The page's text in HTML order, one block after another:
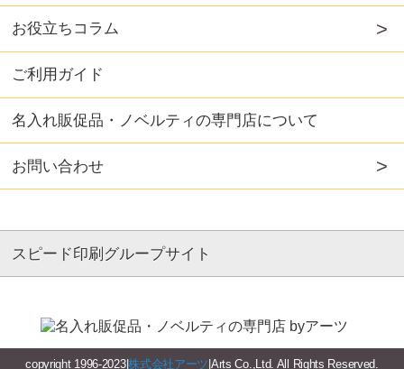
お役立ちコラム
ご利用ガイド
名入れ販促品・ノベルティの専門店について
お問い合わせ
スピード印刷グループサイト
copyright 1996-2023|株式会社アーツ |Arts Co.,Ltd. All Rights Reserved.